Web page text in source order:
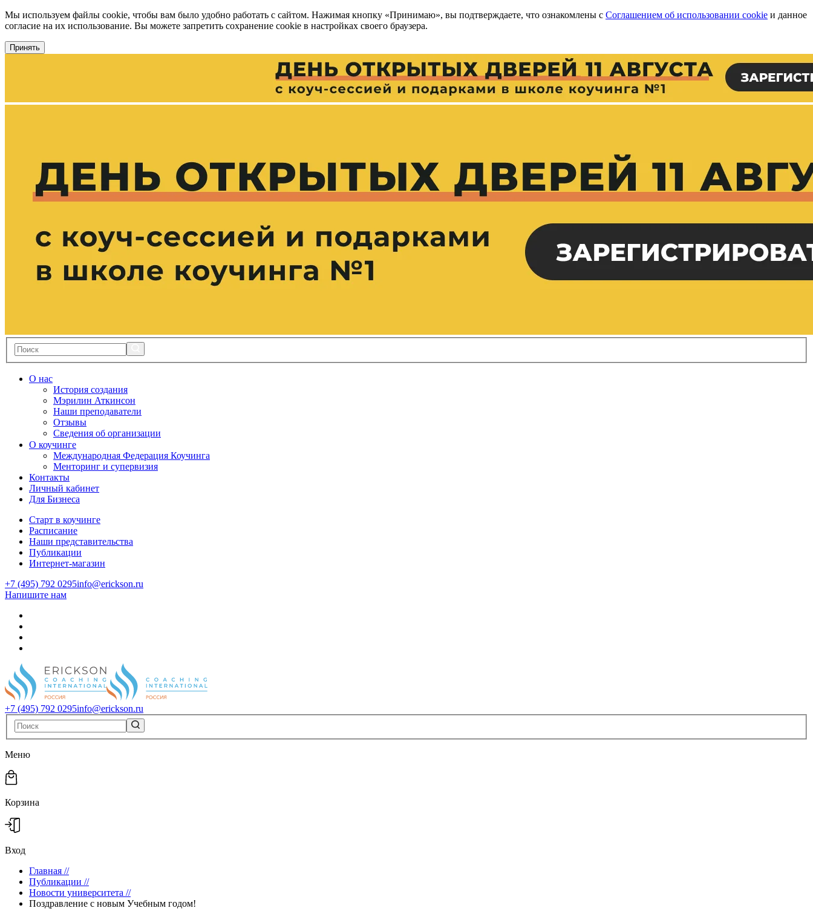
Мы используем файлы cookie, чтобы вам было удобно работать с сайтом. Нажимая кнопку «Принимаю», вы подтверждаете, что ознакомлены с Соглашением об использовании cookie и данное
согласие на их использование. Вы можете запретить сохранение cookie в настройках своего браузера.
Принять
О нас
История создания
Мэрилин Аткинсон
Наши преподаватели
Отзывы
Сведения об организации
О коучинге
Международная Федерация Коучинга
Менторинг и супервизия
Контакты
Личный кабинет
Для Бизнеса
Старт в коучинге
Расписание
Наши представительства
Публикации
Интернет-магазин
+7 (495) 792 0295info@erickson.ru
Напишите нам
+7 (495) 792 0295info@erickson.ru
Меню
Корзина
Вход
Главная //
Публикации //
Новости университета //
Поздравление с новым Учебным годом!